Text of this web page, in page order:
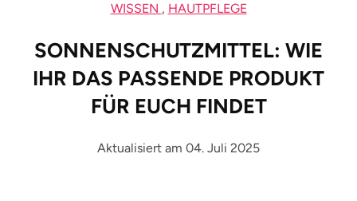
WISSEN , HAUTPFLEGE
SONNENSCHUTZMITTEL: WIE
IHR DAS PASSENDE PRODUKT
FÜR EUCH FINDET
Aktualisiert am 04. Juli 2025